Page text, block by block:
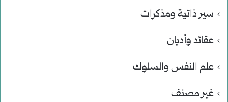
سير ذاتية ومذكرات
عقائد وأديان
علم النفس والسلوك
غير مصنف